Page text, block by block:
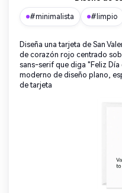
#minimalista #limpio
Diseña una tarjeta de San
de corazón rojo centrado
sans-serif que diga "Feliz Día
moderno de diseño plano,
de tarjeta